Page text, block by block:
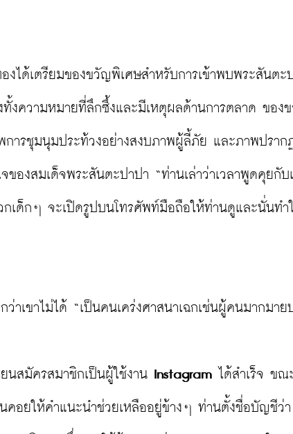
ได้เตรียมของขวัญพิเศษสำหรับการเข้าพบพระสันต
งความหมายที่ลึกซึ้งและมีเหตุผลด้านการตลาด ของ
การชุมนุมประท้วงอย่างสงบภาพผู้ลี้ภัย และภาพปรา
ของสมเด็จพระสันตะปาปา “ท่านเล่าว่าเวลาพูดคุยกั
เด็กๆ จะเปิดรูปบนโทรศัพท์มือถือให้ท่านดูและนั่นทำ
ว่าเขาไม่ได้ “เป็นคนเคร่งศาสนาเฉกเช่นผู้คนมากมาย
นสมัครสมาชิกเป็นผู้ใช้งาน Instagram ได้สำเร็จ ขณ
คอยให้คำแนะนำช่วยเหลืออยู่ข้างๆ ท่านตั้งชื่อบัญชีว่